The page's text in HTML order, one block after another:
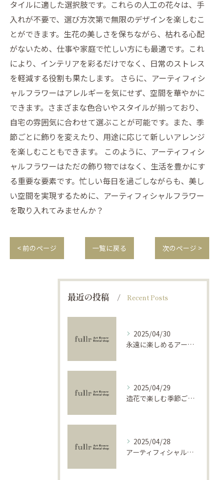
タイルに適した選択肢です。これらの人工の花々は、手
入れが不要で、選び方次第で無限のデザインを楽しむこ
とができます。生花の美しさを保ちながら、枯れる心配
がないため、仕事や家庭で忙しい方にも最適です。これ
により、インテリアを彩るだけでなく、日常のストレス
を軽減する役割も果たします。 さらに、アーティフィシ
ャルフラワーはアレルギーを気にせず、空間を華やかに
できます。さまざまな色合いやスタイルが揃っており、
自宅の雰囲気に合わせて選ぶことが可能です。また、季
節ごとに飾りを変えたり、用途に応じて新しいアレンジ
を楽しむこともできます。 このように、アーティフィシ
ャルフラワーはただの飾り物ではなく、生活を豊かにす
る重要な要素です。忙しい毎日を過ごしながらも、美し
い空間を実現するために、アーティフィシャルフラワー
を取り入れてみませんか？
< 前のページ 一覧に戻る 次のページ >
最近の投稿 Recent Posts
2025/04/30
永遠に楽しめるアーティフィシャルフラワーの使い方
2025/04/29
造花で楽しむ季節ごとのインテリア
2025/04/28
アーティフィシャルフラワーで学ぶ基礎と活用法